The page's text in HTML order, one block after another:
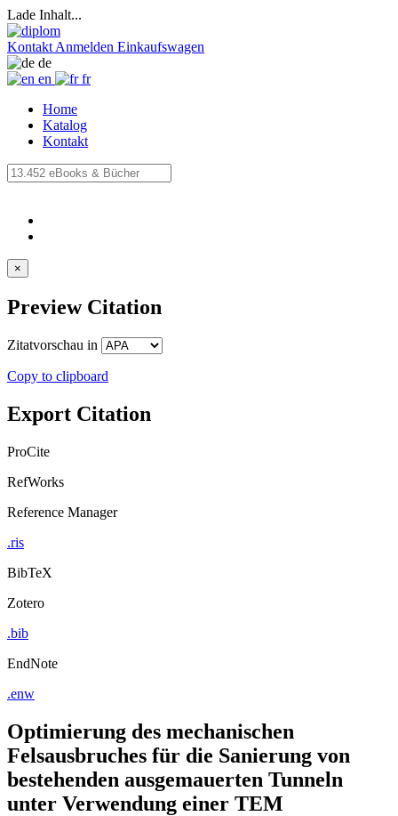
Lade Inhalt...
Kontakt Anmelden Einkaufswagen
de
en
fr
Home
Katalog
Kontakt
×
Preview Citation
Zitatvorschau in
Copy to clipboard
Export Citation
ProCite
RefWorks
Reference Manager
.ris
BibTeX
Zotero
.bib
EndNote
.enw
Optimierung des mechanischen
Felsausbruches für die Sanierung von
bestehenden ausgemauerten Tunneln
unter Verwendung einer TEM